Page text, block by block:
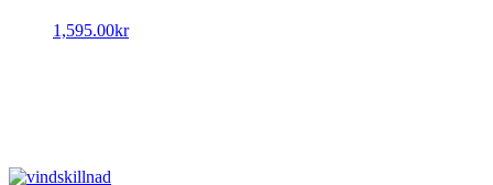
1,595.00kr